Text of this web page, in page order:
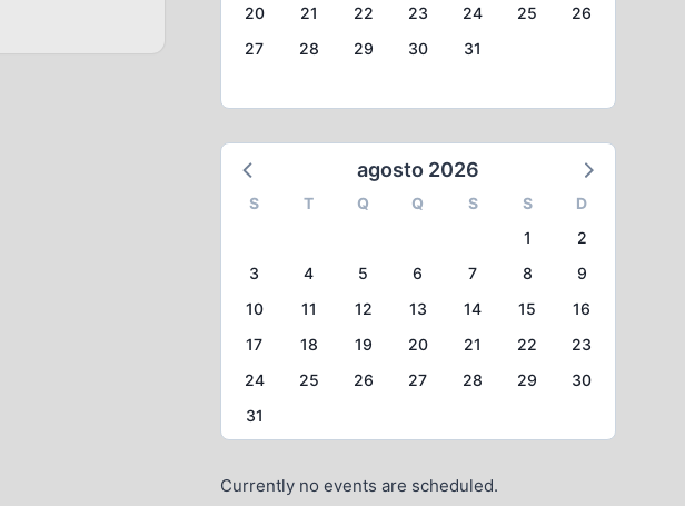
20
21 22 23 24 25
26
27
28 29 30 31
agosto 2026
S T Q Q S S
D
1
2
3
4 5 6 7 8
9
10
11 12 13 14 15
16
17
18 19 20 21 22
23
24
25 26 27 28 29
30
31
Currently no events are scheduled.